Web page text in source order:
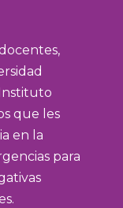
que les
en la
para